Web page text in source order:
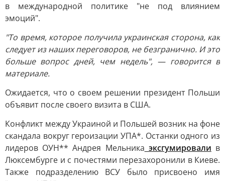
в международной политике "не под влиянием
эмоций".
"То время, которое получила украинская сторона, как
следует из наших переговоров, не безгранично. И это
больше вопрос дней, чем недель", — говорится в
материале.
Ожидается, что о своем решении президент Польши
объявит после своего визита в США.
Конфликт между Украиной и Польшей возник на фоне
скандала вокруг героизации УПА*. Останки одного из
лидеров ОУН** Андрея Мельника эксгумировали в
Люксембурге и с почестями перезахоронили в Киеве.
Также подразделению ВСУ было присвоено имя